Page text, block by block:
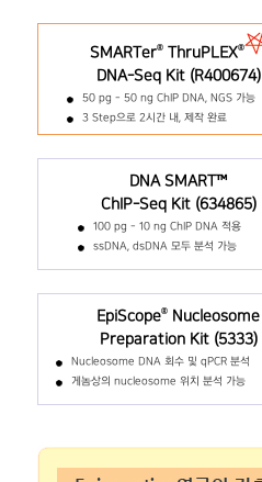
SMARTer®ThruPLEX®
DNA-Seq Kit (R400674)
50 pg - 50 ng ChIP DNA, NGS 가능
3 Step으로 2시간 내, 제작 완료
DNA SMART™
ChIP-Seq Kit (634865)
100 pg - 10 ng ChIP DNA 적용
ssDNA, dsDNA 모두 분석 가능
EpiScope®
Nucleosome
Preparation Kit (5333)
Nucleosome DNA 회수 및 qPCR 분석
게놈상의 nucleosome 위치 분석 가능